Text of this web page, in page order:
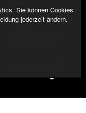
Sie können Cookies
jederzeit ändern.